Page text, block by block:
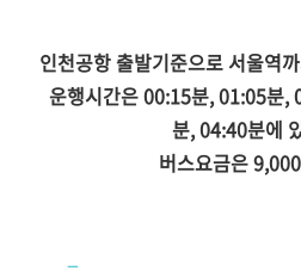
인천공항 출발기준으로 서울역
운행시간은 00:15분, 01:05분,
분, 04:40분에
버스요금은